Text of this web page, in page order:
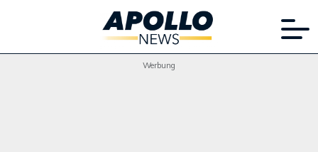
Werbung